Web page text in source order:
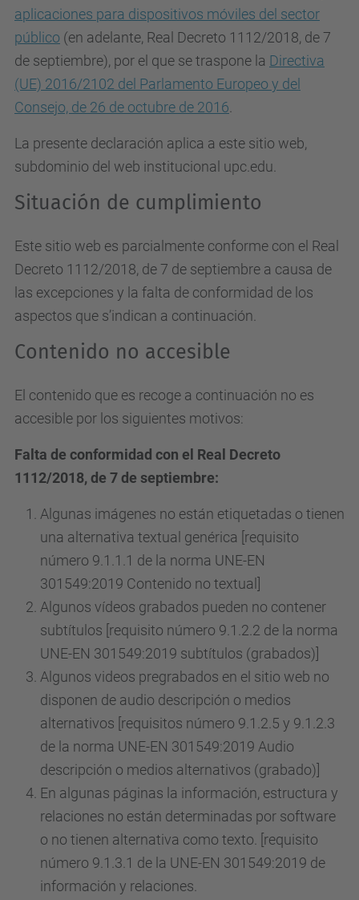
aplicaciones para dispositivos móviles del sector
público (en adelante, Real Decreto 1112/2018, de 7
de septiembre), por el que se traspone la Directiva
(UE) 2016/2102 del Parlamento Europeo y del
Consejo, de 26 de octubre de 2016
La presente declaración aplica a este sitio web,
subdominio del web institucional upc.edu.
Situación de cumplimiento
Este sitio web es parcialmente conforme con el Real
Decreto 1112/2018, de 7 de septiembre a causa de
las excepciones y la falta de conformidad de los
aspectos que s’indican a continuación.
Contenido no accesible
El contenido que es recoge a continuación no es
accesible por los siguientes motivos:
Falta de conformidad con el Real Decreto
1112/2018, de 7 de septiembre:
Algunas imágenes no están etiquetadas o tienen
una alternativa textual genérica [requisito
número 9.1.1.1 de la norma UNE-EN
301549:2019 Contenido no textual]
Algunos vídeos grabados pueden no contener
subtítulos [requisito número 9.1.2.2 de la norma
UNE-EN 301549:2019 subtítulos (grabados)]
Algunos videos pregrabados en el sitio web no
disponen de audio descripción o medios
alternativos [requisitos número 9.1.2.5 y 9.1.2.3
de la norma UNE-EN 301549:2019 Audio
descripción o medios alternativos (grabado)]
En algunas páginas la información, estructura y
relaciones no están determinadas por software
o no tienen alternativa como texto. [requisito
número 9.1.3.1 de la UNE-EN 301549:2019 de
información y relaciones.